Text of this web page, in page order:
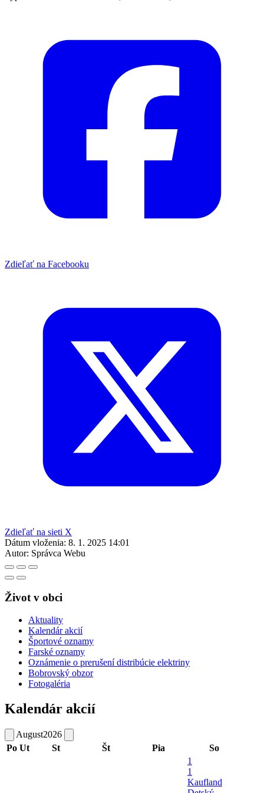
Zdieľať na Facebooku
Zdieľať na sieti X
Dátum vloženia: 8. 1. 2025 14:01
Autor: Správca Webu
Život v obci
Aktuality
Kalendár akcií
Športové oznamy
Farské oznamy
Oznámenie o prerušení distribúcie elektriny
Bobrovský obzor
Fotogaléria
Kalendár akcií
August2026
Po Ut St Št Pia So
1
1
Kaufland